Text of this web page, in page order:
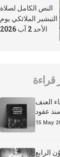
بنا لا تغيب عنّا
أبدًا
النص الكامل لصلاة
التبشير الملائكي يوم
الأحد 2 آب 2026
قراءة
العنف
عقود
15 May
الرابع